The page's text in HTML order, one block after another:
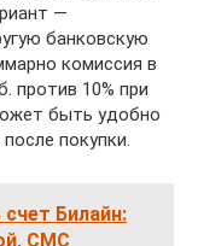
—
банковскую
комиссия в
против 10% при
быть удобно
покупки.
Билайн:
СМС